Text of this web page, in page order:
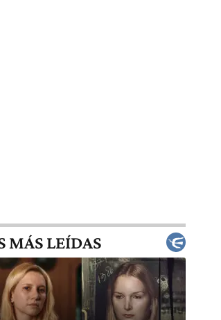
MÁS LEÍDAS